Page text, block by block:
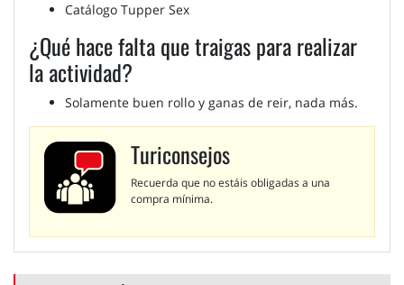
Catálogo Tupper Sex
¿Qué hace falta que traigas para realizar
la actividad?
Solamente buen rollo y ganas de reir, nada más.
Turiconsejos
Recuerda que no estáis obligadas a una
compra mínima.